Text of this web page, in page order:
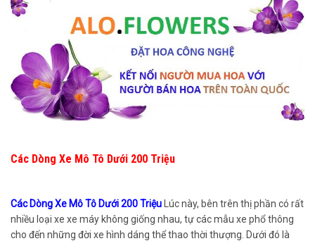
Các Dòng Xe Mô Tô Dưới 200 Triệu
Các Dòng Xe Mô Tô Dưới 200 Triệu Lúc này, bên trên thị phần có rất
nhiều loại xe xe máy không giống nhau, tự các mẫu xe phổ thông
cho đến những đời xe hình dáng thể thao thời thượng. Dưới đó là